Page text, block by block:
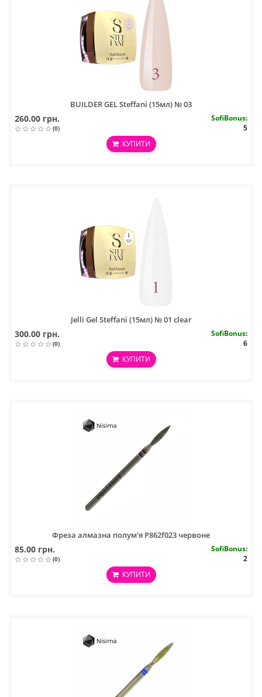
BUILDER GEL Steffani (15мл) № 03
260.00 грн.
(0)
SofiBonus:
5
КУПИТИ
Jelli Gel Steffani (15мл) № 01 clear
300.00 грн.
(0)
SofiBonus:
6
КУПИТИ
Фреза алмазна полум'я P862f023 червоне
85.00 грн.
(0)
SofiBonus:
2
КУПИТИ